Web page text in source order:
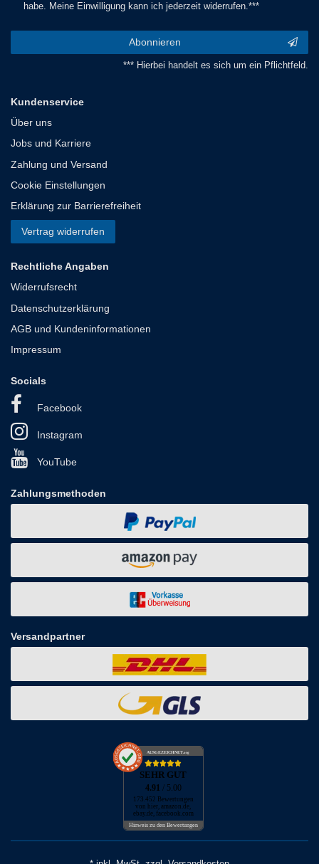
habe. Meine Einwilligung kann ich jederzeit widerrufen.***
Abonnieren
*** Hierbei handelt es sich um ein Pflichtfeld.
Kundenservice
Über uns
Jobs und Karriere
Zahlung und Versand
Cookie Einstellungen
Erklärung zur Barrierefreiheit
Vertrag widerrufen
Rechtliche Angaben
Widerrufsrecht
Datenschutzerklärung
AGB und Kundeninformationen
Impressum
Socials
Facebook
Instagram
YouTube
Zahlungsmethoden
Versandpartner
AUSGEZEICHNET.org
SEHR GUT
4.91 / 5.00
173.452 Bewertungen
von hier, amazon.de,
ebay.de, facebook.com
Hinweis zu den Bewertungen